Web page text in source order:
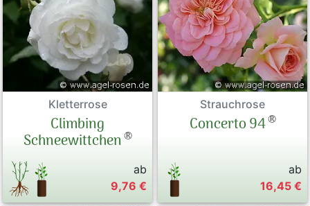
Kletterrose
Climbing
Schneewittchen®
ab
9,76 €
Strauchrose
Concerto 94®
ab
16,45 €